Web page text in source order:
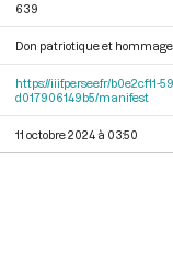
639
Don patriotique et hommage
https://iiif.persee.fr/b0e2cf11-
d017906149b5/manifest
11 octobre 2024 à 03:50